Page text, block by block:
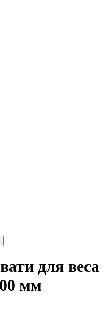
для веса
мм